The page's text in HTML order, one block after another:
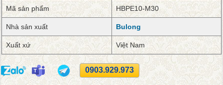
Mã sản phẩm HBPE10-M30
Nhà sản xuất Bulong
Xuất xứ Việt Nam
0903.929.973